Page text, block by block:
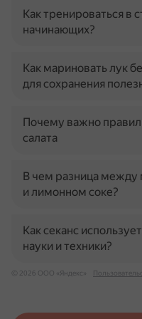
Как тренироваться в
начинающих?
Как мариновать лук
для сохранения
Почему важно
салата
В чем разница между
и лимонном соке?
Как секанс
науки и техники?
© 2026 ООО «Яндекс»